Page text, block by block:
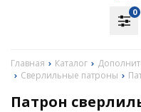
0
Главная Каталог
Сверлильные патроны
Патрон